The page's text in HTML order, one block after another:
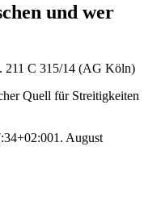
und wer
211 C 315/14 (AG Köln)
Quell für Streitigkeiten
1. August